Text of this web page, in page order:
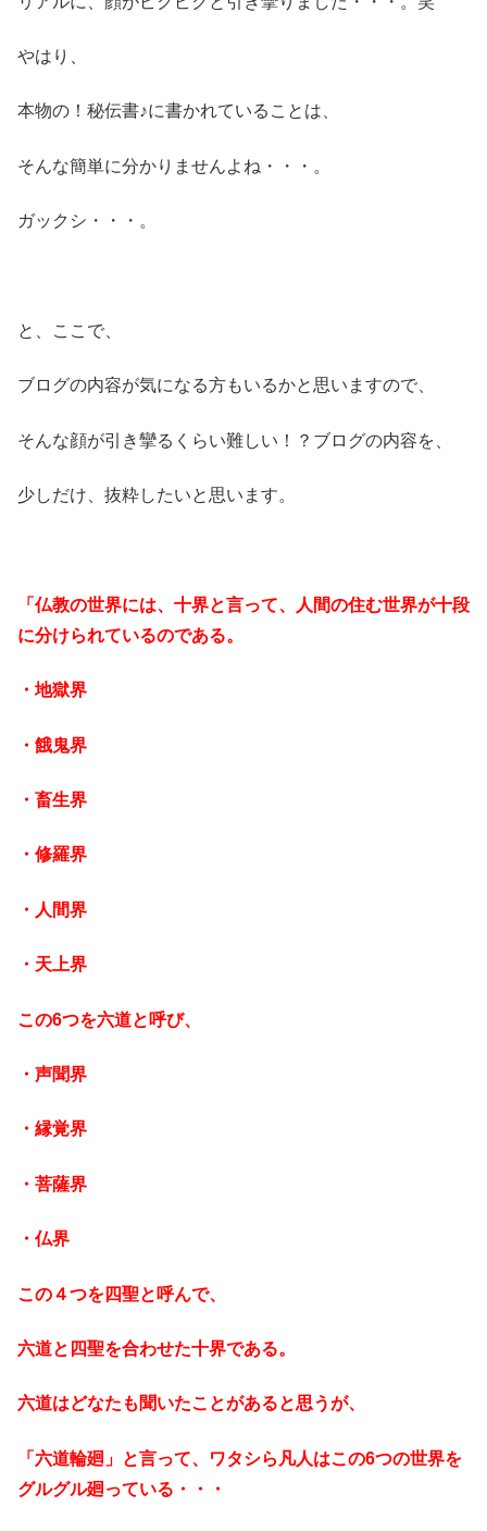
やはり、
本物の！秘伝書♪に書かれていることは、
そんな簡単に分かりませんよね・・・。
ガックシ・・・。
と、ここで、
ブログの内容が気になる方もいるかと思いますので、
そんな顔が引き攣るくらい難しい！？ブログの内容を、
少しだけ、抜粋したいと思います。
「仏教の世界には、十界と言って、人間の住む世界が十段
に分けられているのである。
・地獄界
・餓鬼界
・畜生界
・修羅界
・人間界
・天上界
この6つを六道と呼び、
・声聞界
・縁覚界
・菩薩界
・仏界
この４つを四聖と呼んで、
六道と四聖を合わせた十界である。
六道はどなたも聞いたことがあると思うが、
「六道輪廻」と言って、ワタシら凡人はこの6つの世界を
グルグル廻っている・・・